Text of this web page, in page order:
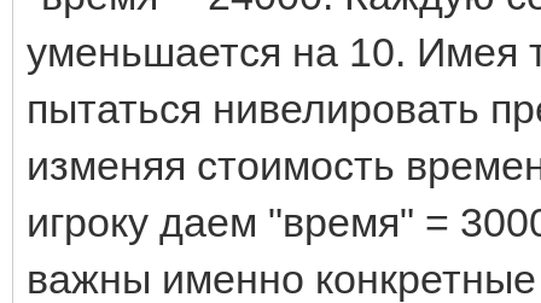
уменьшается на 10.
пытаться нивелировать
изменяя стоимость
игроку даем "время" =
важны именно